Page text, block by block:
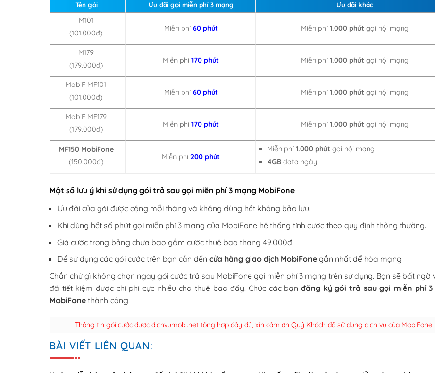
Tên gói Ưu đãi gọi miễn phí 3 mạng Ưu đãi khác
M101
(101.000đ)
Miễn phí 60 phút Miễn phí1.000 phútgọi nội mạng
M179
(179.000đ)
Miễn phí 170 phút Miễn phí1.000 phút gọi nội mạng
MobiF MF101
(101.000đ)
Miễn phí 60 phút Miễn phí1.000 phút gọi nội mạng
MobiF MF179
(179.000đ)
Miễn phí 170 phút Miễn phí1.000 phút gọi nội mạng
MF150 MobiFone
(150.000đ)
Miễn phí 200 phút
Miễn phí 1.000 phút gọi nội mạng
4GBdata ngày
Một số lưu ý khi sử dụng gói trả sau gọi miễn phí 3 mạng MobiFone
Ưu đãi của gói được cộng mỗi tháng và không dùng hết không bảo lưu.
Khi dùng hết số phút gọi miễn phí 3 mạng của MobiFone hệ thống tính cước theo quy định thông thường.
Giá cước trong bảng chưa bao gồm cước thuê bao thang 49.000đ
Để sử dụng các gói cước trên bạn cần đến cửa hàng giao dịch MobiFone gần nhất để hòa mạng
Chần chừ gì không chọn ngay gói cước trả sau MobiFone gọi miễn phí 3 mạng trên sử dụng. Bạn sẽ bất ngờ
đã tiết kiệm được chi phí cực nhiều cho thuê bao đấy. Chúc các bạn đăng ký gói trả sau gọi miễn phí 3
MobiFone thành công!
Thông tin gói cước được dichvumobi.net tổng hợp đầy đủ, xin cảm ơn Quý Khách đã sử dụng dịch vụ của MobiFone
BÀI VIẾT LIÊN QUAN: